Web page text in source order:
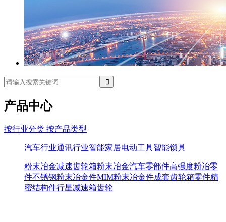
产品中心
按行业分类 按产品类型
汽车行业通讯行业智能家居电动工具智能锁具
粉末冶金减速齿轮箱粉末冶金汽车零部件高强度粉冶零
件不锈钢粉末冶金件MIM粉末冶金件成套齿轮箱零件精
密结构件行星减速箱齿轮